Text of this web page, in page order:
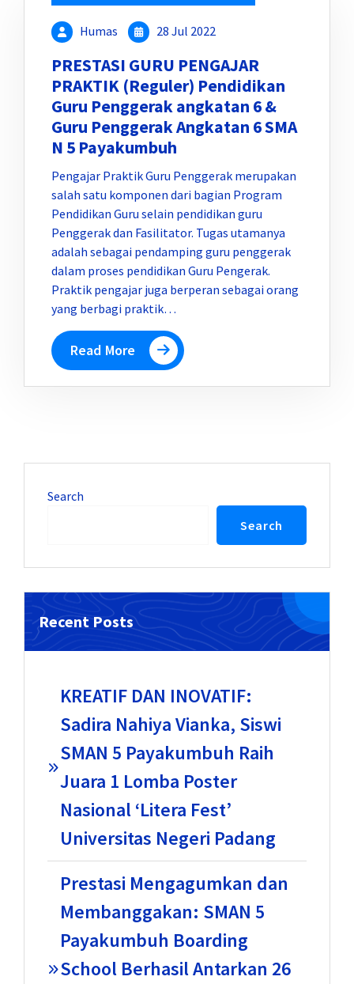
Humas 28 Jul 2022
PRESTASI GURU PENGAJAR
PRAKTIK (Reguler) Pendidikan
Guru Penggerak angkatan 6 &
Guru Penggerak Angkatan 6 SMA
N 5 Payakumbuh
Pengajar Praktik Guru Penggerak merupakan
salah satu komponen dari bagian Program
Pendidikan Guru selain pendidikan guru
Penggerak dan Fasilitator. Tugas utamanya
adalah sebagai pendamping guru penggerak
dalam proses pendidikan Guru Pengerak.
Praktik pengajar juga berperan sebagai orang
yang berbagi praktik…
Read More
Search
Search
Recent Posts
KREATIF DAN INOVATIF:
Sadira Nahiya Vianka, Siswi
SMAN 5 Payakumbuh Raih
Juara 1 Lomba Poster
Nasional ‘Litera Fest’
Universitas Negeri Padang
Prestasi Mengagumkan dan
Membanggakan: SMAN 5
Payakumbuh Boarding
School Berhasil Antarkan 26